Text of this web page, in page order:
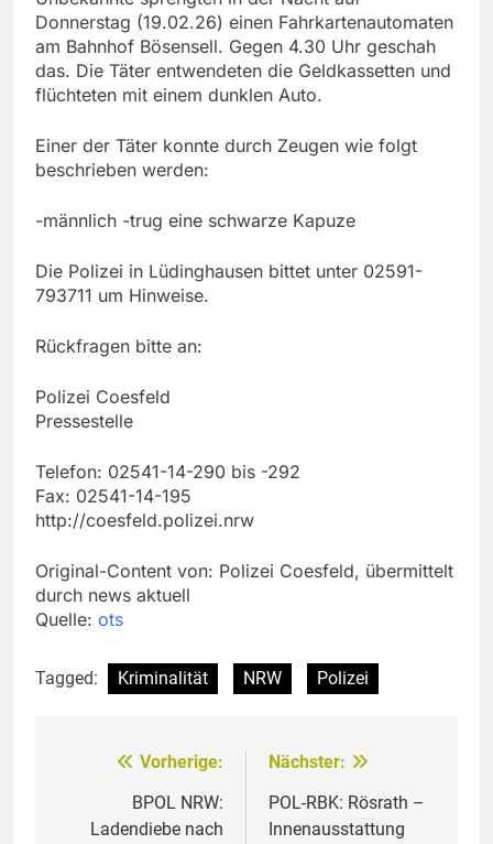
Donnerstag (19.02.26) einen Fahrkartenautomaten
am Bahnhof Bösensell. Gegen 4.30 Uhr geschah
das. Die Täter entwendeten die Geldkassetten und
flüchteten mit einem dunklen Auto.
Einer der Täter konnte durch Zeugen wie folgt
beschrieben werden:
-männlich -trug eine schwarze Kapuze
Die Polizei in Lüdinghausen bittet unter 02591-
793711 um Hinweise.
Rückfragen bitte an:
Polizei Coesfeld
Pressestelle
Telefon: 02541-14-290 bis -292
Fax: 02541-14-195
http://coesfeld.polizei.nrw
Original-Content von: Polizei Coesfeld, übermittelt
durch news aktuell
Quelle: ots
Tagged: Kriminalität NRW Polizei
Beitragsnavigation
Vorherige:
BPOL NRW:
Ladendiebe nach
Nächster:
POL-RBK: Rösrath –
Innenausstattung